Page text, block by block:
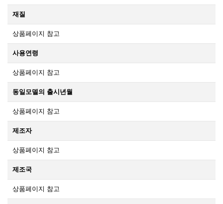
재질
상품페이지 참고
사용연령
상품페이지 참고
동일모델의 출시년월
상품페이지 참고
제조자
상품페이지 참고
제조국
상품페이지 참고